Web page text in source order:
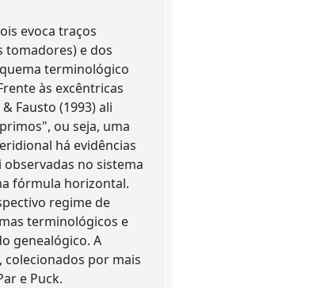
evoca traços
tomadores) e dos
terminológico
às excêntricas
Fausto (1993) ali
ou seja, uma
há evidências
no sistema
fórmula horizontal.
regime de
terminológicos e
genealógico. A
por mais
e Puck.